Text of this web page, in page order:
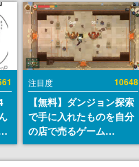
注目度 10648
【無料】ダンジョン探索
で手に入れたものを自分
の店で売るゲーム
『Moonlighter』が
Steamにて無料配布中！